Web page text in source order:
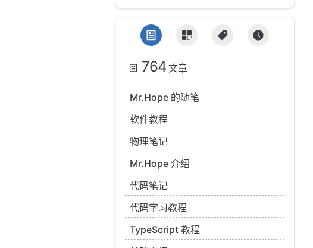
764 文章
Mr.Hope 的随笔
软件教程
物理笔记
Mr.Hope 介绍
代码笔记
代码学习教程
TypeScript 教程